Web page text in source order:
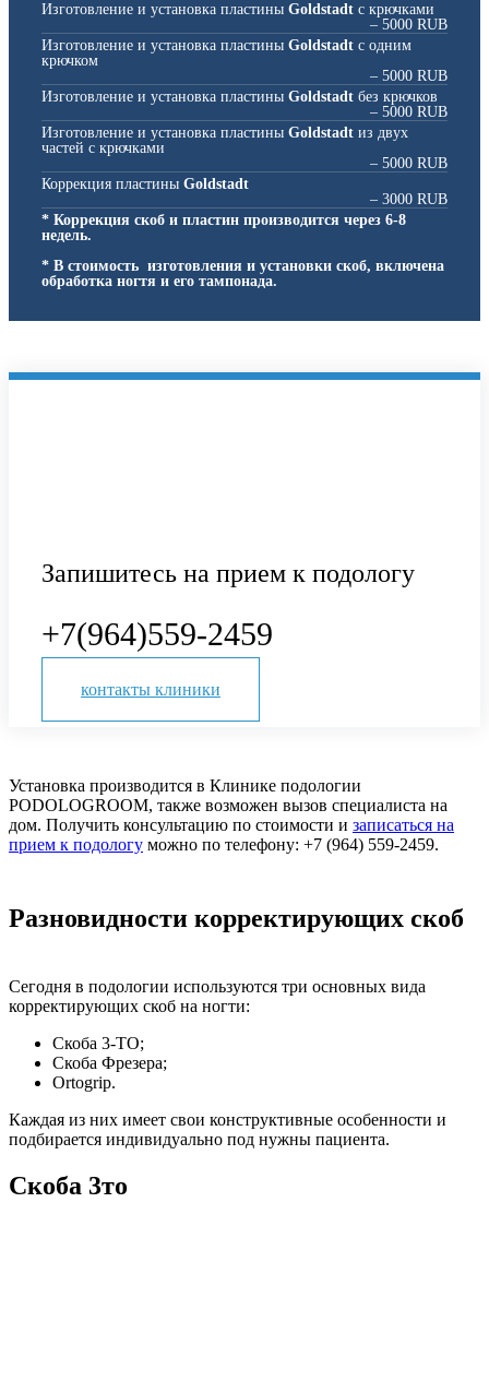
Изготовление и установка пластины Goldstadt с крючками
– 5000 RUB
Изготовление и установка пластины Goldstadt с одним
крючком
– 5000 RUB
Изготовление и установка пластины Goldstadt без крючков
– 5000 RUB
Изготовление и установка пластины Goldstadt из двух
частей с крючками
– 5000 RUB
Коррекция пластины Goldstadt
– 3000 RUB
* Коррекция скоб и пластин производится через 6-8
недель.
* В стоимость изготовления и установки скоб, включена
обработка ногтя и его тампонада.
Запишитесь на прием к подологу
+7(964)559-2459
контакты клиники
Установка производится в Клинике подологии
PODOLOGROOM, также возможен вызов специалиста на
дом. Получить консультацию по стоимости и записаться на
прием к подологу можно по телефону: +7 (964) 559-2459.
Разновидности корректирующих скоб
Сегодня в подологии используются три основных вида
корректирующих скоб на ногти:
Скоба 3-ТО;
Скоба Фрезера;
Ortogrip.
Каждая из них имеет свои конструктивные особенности и
подбирается индивидуально под нужны пациента.
Скоба 3то